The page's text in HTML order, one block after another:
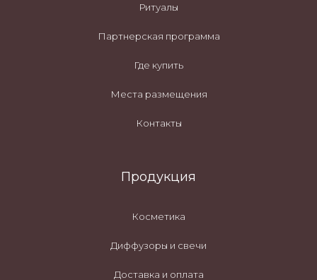
Ритуалы
Партнерская программа
Где купить
Места размещения
Контакты
Продукция
Косметика
Диффузоры и свечи
Доставка и оплата